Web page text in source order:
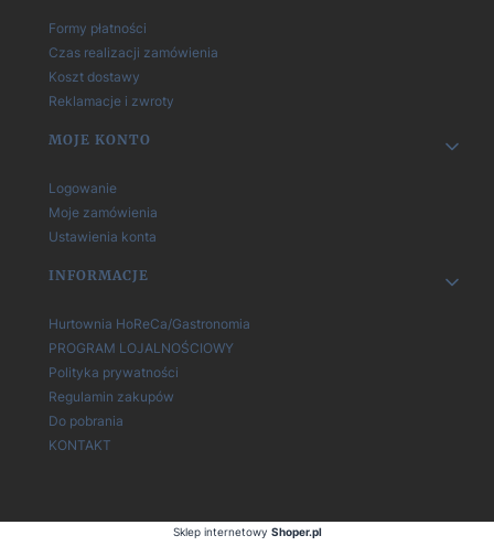
Formy płatności
Czas realizacji zamówienia
Koszt dostawy
Reklamacje i zwroty
MOJE KONTO
Logowanie
Moje zamówienia
Ustawienia konta
INFORMACJE
Hurtownia HoReCa/Gastronomia
PROGRAM LOJALNOŚCIOWY
Polityka prywatności
Regulamin zakupów
Do pobrania
KONTAKT
Sklep internetowy Shoper.pl